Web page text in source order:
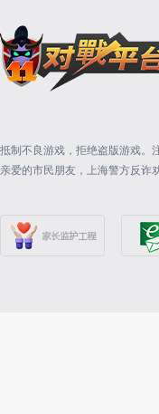
抵制不良游戏，拒绝盗版游戏。
亲爱的市民朋友，上海警方反诈